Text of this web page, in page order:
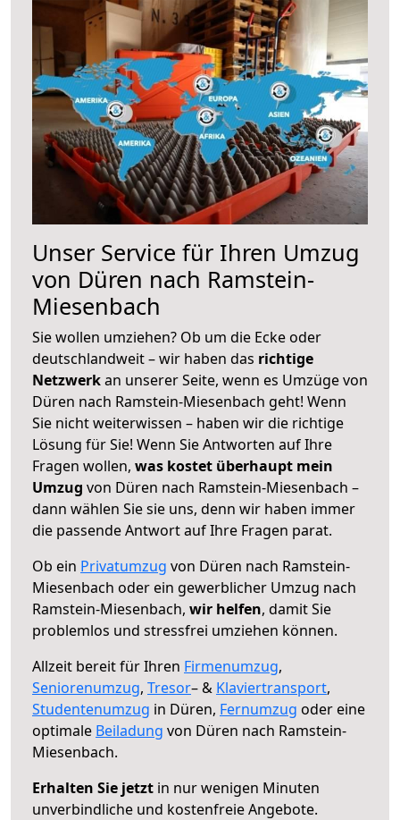
Unser Service für Ihren Umzug
von Düren nach Ramstein-
Miesenbach
Sie wollen umziehen? Ob um die Ecke oder
deutschlandweit – wir haben das richtige
Netzwerkan unserer Seite, wenn es Umzüge von
Düren nach Ramstein-Miesenbach geht! Wenn
Sie nicht weiterwissen – haben wir die richtige
Lösung für Sie! Wenn Sie Antworten auf Ihre
Fragen wollen, was kostet überhaupt mein
Umzug von Düren nach Ramstein-Miesenbach –
dann wählen Sie sie uns, denn wir haben immer
die passende Antwort auf Ihre Fragen parat.
Ob ein Privatumzug von Düren nach Ramstein-
Miesenbach oder ein gewerblicher Umzug nach
Ramstein-Miesenbach, wir helfen, damit Sie
problemlos und stressfrei umziehen können.
Allzeit bereit für Ihren Firmenumzug,
Seniorenumzug, Tresor– & Klaviertransport,
Studentenumzug in Düren, Fernumzug oder eine
optimale Beiladung von Düren nach Ramstein-
Miesenbach.
Erhalten Sie jetzt in nur wenigen Minuten
unverbindliche und kostenfreie Angebote.